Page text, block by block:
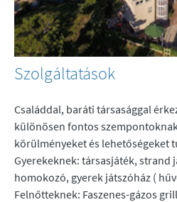
Szolgáltatások
Családdal, baráti társasággal
különösen fontos
körülményeket és lehetőségeket
Gyerekeknek: társasjáték, strand
homokozó, gyerek játszóház (
Felnőtteknek: Faszenes-gázos